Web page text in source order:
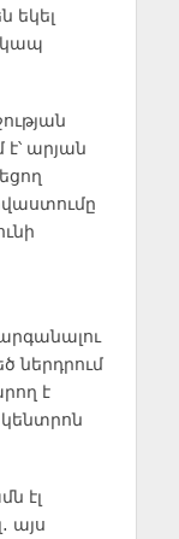
եկել
արյան
ներդրում
է
էլ
այս